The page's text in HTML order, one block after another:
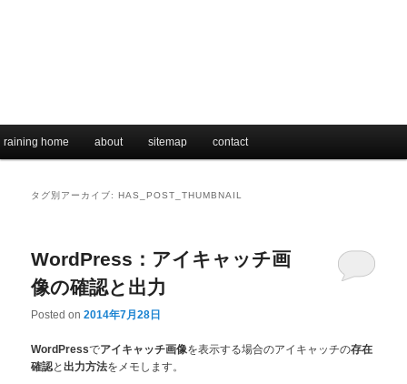
メインコンテンツへ移動
サブコンテンツへ移動
raining home about sitemap contact
タグ別アーカイブ:HAS_POST_THUMBNAIL
WordPress：アイキャッチ画
像の確認と出力
Posted on2014年7月28日
WordPressでアイキャッチ画像を表示する場合のアイキャッチの存在
確認と出力方法をメモします。